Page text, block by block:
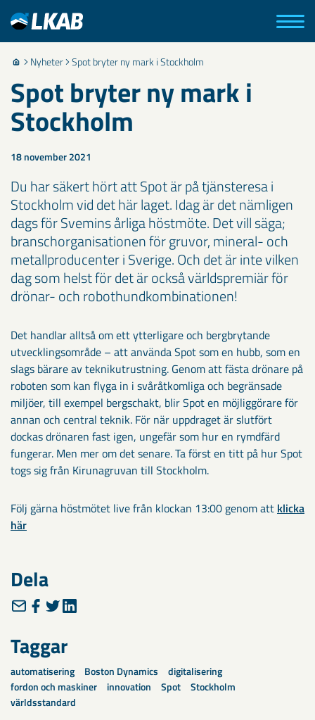
Nyheter Spot bryter ny mark i Stockholm
Spot bryter ny mark i
Stockholm
18 november 2021
Du har säkert hört att Spot är på tjänsteresa i
Stockholm vid det här laget. Idag är det nämligen
dags för Svemins årliga höstmöte. Det vill säga;
branschorganisationen för gruvor, mineral- och
metallproducenter i Sverige. Och det är inte vilken
dag som helst för det är också världspremiär för
drönar- och robothundkombinationen!
Det handlar alltså om ett ytterligare och bergbrytande
utvecklingsområde – att använda Spot som en hubb, som en
slags bärare av teknikutrustning. Genom att fästa drönare på
roboten som kan flyga in i svåråtkomliga och begränsade
miljöer, till exempel bergschakt, blir Spot en möjliggörare för
annan och central teknik. För när uppdraget är slutfört
dockas drönaren fast igen, ungefär som hur en rymdfärd
fungerar. Men mer om det senare. Ta först en titt på hur Spot
togs sig från Kirunagruvan till Stockholm.
Följ gärna höstmötet live från klockan 13:00 genom att klicka
här
Dela
Taggar
automatisering Boston Dynamics
digitalisering
fordon och maskiner
innovation Spot
Stockholm
världsstandard